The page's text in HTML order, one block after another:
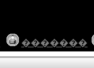
�������